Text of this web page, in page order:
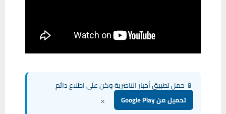
📱 حمل تطبيق أخبار الناصرية وكن على اطلاع دائم
تحميل من Google Play ×